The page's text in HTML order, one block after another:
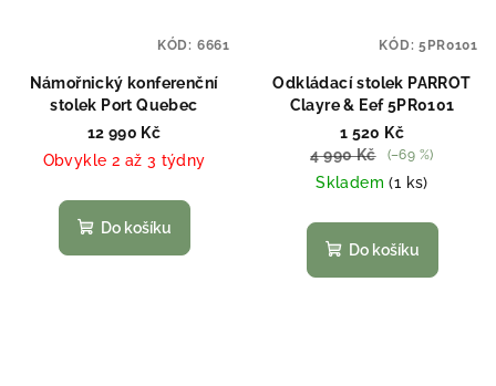
Námořnický konferenční
stolek Port Quebec
12 990 Kč
Obvykle 2 až 3 týdny
Do košíku
KÓD: 6661
Odkládací stolek PARROT
Clayre & Eef 5PR0101
1 520 Kč
4 990 Kč
(–69 %)
Skladem(1 ks)
Do košíku
KÓD:5PR0101